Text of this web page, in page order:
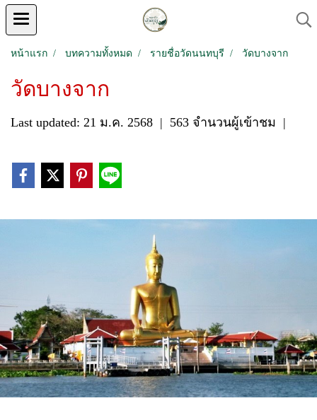
หน้าแรก บทความทั้งหมด รายชื่อวัดนนทบุรี วัดบางจาก
วัดบางจาก
Last updated: 21 ม.ค. 2568 | 563 จำนวนผู้เข้าชม |